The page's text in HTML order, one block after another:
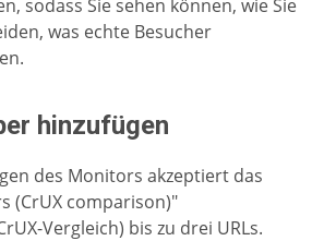
sodass Sie sehen können, wie Sie
was echte Besucher
hinzufügen
des Monitors akzeptiert das
(CrUX comparison)"
Vergleich) bis zu drei URLs.